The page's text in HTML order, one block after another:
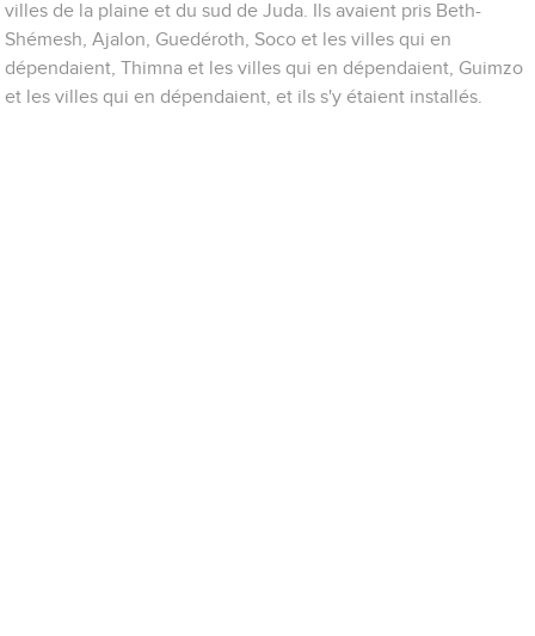
villes de la plaine et du sud de Juda. Ils avaient pris Beth-
Shémesh, Ajalon, Guedéroth, Soco et les villes qui en
dépendaient, Thimna et les villes qui en dépendaient, Guimzo
et les villes qui en dépendaient, et ils s'y étaient installés.